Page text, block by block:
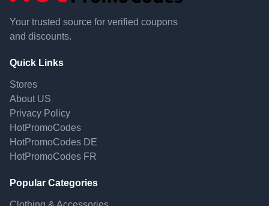
Your trusted source for verified coupons
and discounts.
Quick Links
Stores
About US
Privacy Policy
HotPromoCodes
HotPromoCodes DE
HotPromoCodes FR
Popular Categories